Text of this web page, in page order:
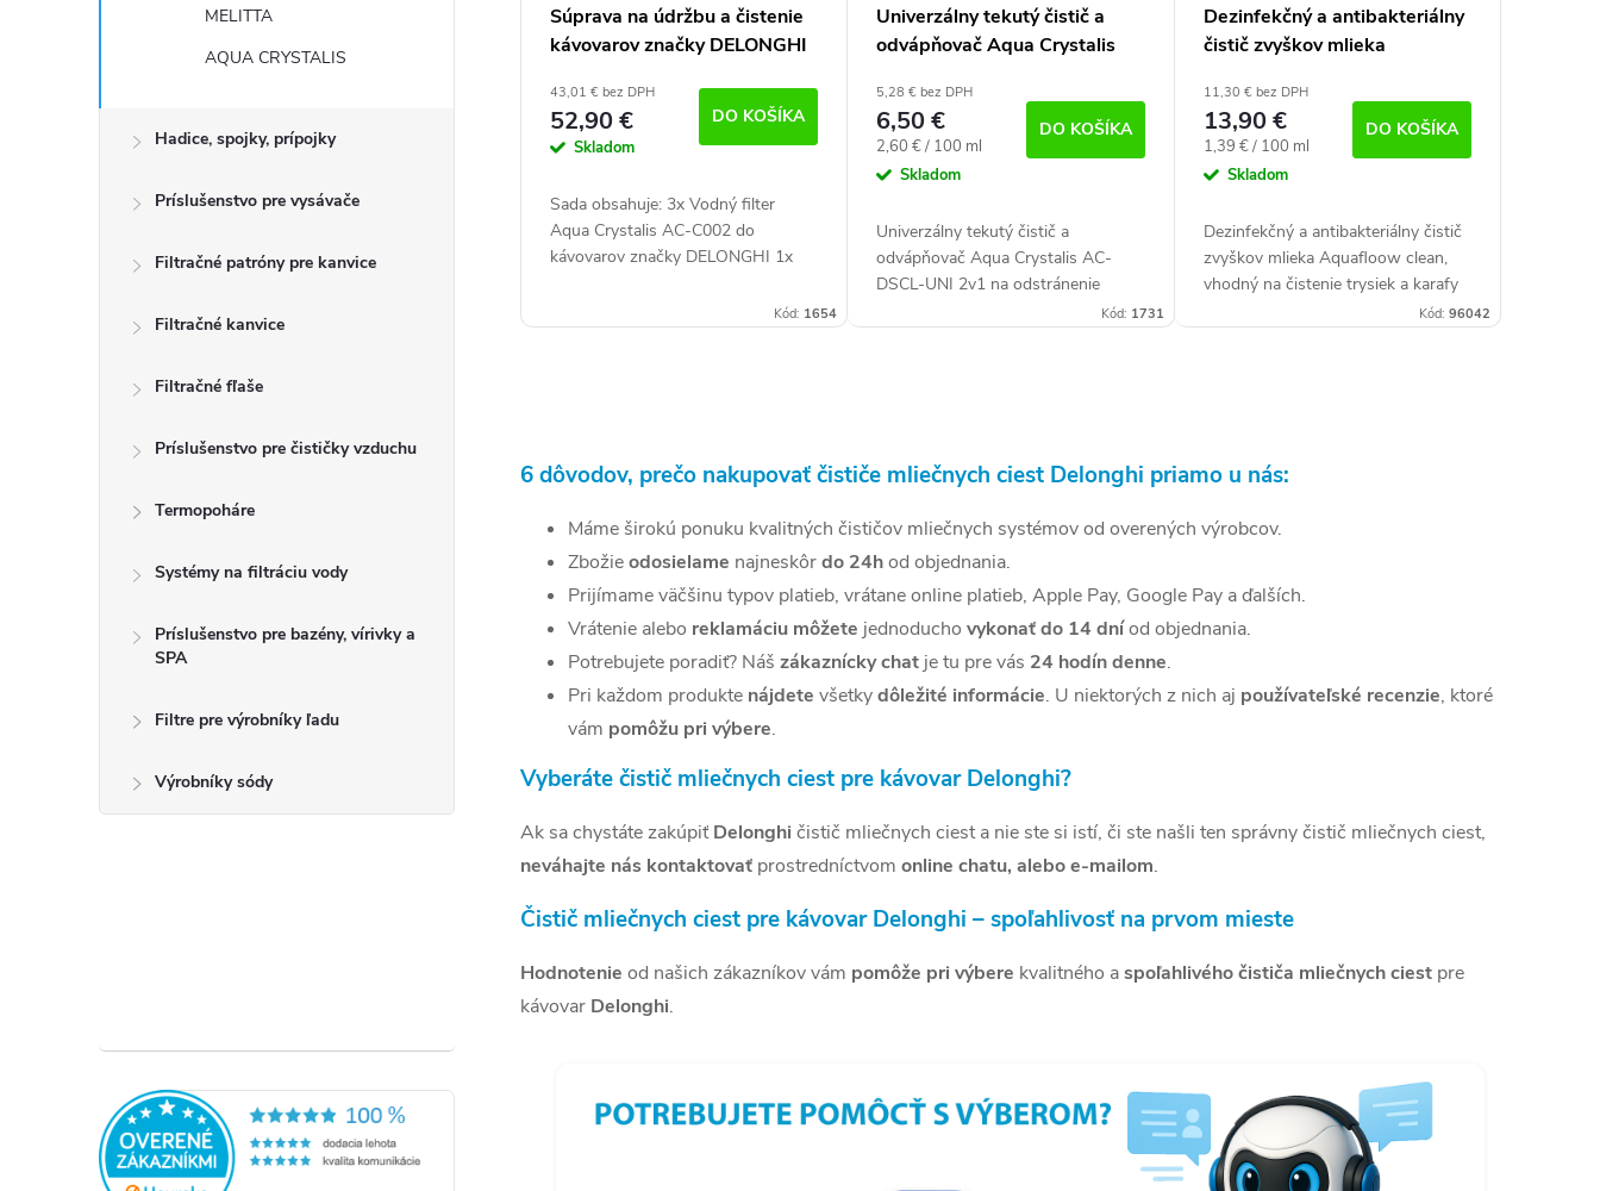
MELITTA
AQUA CRYSTALIS
Hadice, spojky, prípojky
Príslušenstvo pre vysávače
Filtračné patróny pre kanvice
Filtračné kanvice
Filtračné fľaše
Príslušenstvo pre čističky vzduchu
Termopoháre
Systémy na filtráciu vody
Príslušenstvo pre bazény, vírivky a
SPA
Filtre pre výrobníky ľadu
Výrobníky sódy
v
Súprava na údržbu a čistenie
kávovarov značky DELONGHI
43,01 € bez DPH
52,90 €
Skladom
DO KOŠÍKA
Sada obsahuje: 3x Vodný filter
Aqua Crystalis AC-C002 do
kávovarov značky DELONGHI 1x
zvyškov mlieka Aqua Crystalis AC-
Kód: 1654
Univerzálny tekutý čistič a
odvápňovač Aqua Crystalis
5,28 € bez DPH
6,50 €
Jednotková
cena:
2,60 € / 100 ml
Skladom
DO KOŠÍKA
Univerzálny tekutý čistič a
odvápňovač Aqua Crystalis AC-
DSCL-UNI 2v1 na odstránenie
vodného kameňa aj nečistôt voKód: 1731
Dezinfekčný a antibakteriálny
čistič zvyškov mlieka
11,30 € bez DPH
13,90 €
Jednotková
cena:
1,39 € / 100 ml
Skladom
DO KOŠÍKA
Dezinfekčný a antibakteriálny čistič
zvyškov mlieka Aquafloow clean,
vhodný na čistenie trysiek a karafy
na mlieko pri plnoautomatických
Kód: 96042
v
e
p
r
v
k
y
v
6 dôvodov, prečo nakupovať čističe mliečnych ciest Delonghi priamo u nás:
Máme širokú ponuku kvalitných čističov mliečnych systémov od overených výrobcov.
Zbožieodosielame najneskôrdo 24hod objednania.
Prijímame väčšinu typov platieb, vrátane online platieb, Apple Pay, Google Pay a ďalších.
Vrátenie alebo reklamáciu môžete jednoducho vykonať do 14 dníod objednania.
Potrebujete poradiť? Náš zákaznícky chat je tu pre vás 24 hodín denne.
Pri každom produkte nájdete všetkydôležité informácie. U niektorých z nich aj používateľské recenzie, ktoré
vám pomôžu pri výbere.
Vyberáte čistič mliečnych ciest pre kávovar Delonghi?
Ak sa chystáte zakúpiťDelonghi čistič mliečnych ciest a nie ste si istí, či ste našli ten správny čistič mliečnych ciest,
neváhajte nás kontaktovať prostredníctvom online chatu, alebo e-mailom.
Čistič mliečnych ciest pre kávovar Delonghi – spoľahlivosť na prvom mieste
Hodnotenie od našich zákazníkov vám pomôže pri výbere kvalitného aspoľahlivého čističa mliečnych ciest pre
kávovar Delonghi.